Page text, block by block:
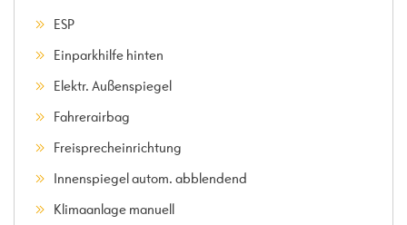
ESP
Einparkhilfe hinten
Elektr. Außenspiegel
Fahrerairbag
Freisprecheinrichtung
Innenspiegel autom. abblendend
Klimaanlage manuell